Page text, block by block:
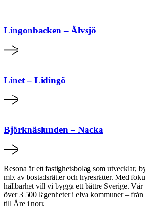
Lingonbacken – Älvsjö
Linet – Lidingö
Björknäslunden – Nacka
Resona är ett fastighetsbolag som utvecklar,
mix av bostadsrätter och hyresrätter. Med
hållbarhet vill vi bygga ett bättre Sverige.
över 3 500 lägenheter i elva kommuner –
till Åre i norr.